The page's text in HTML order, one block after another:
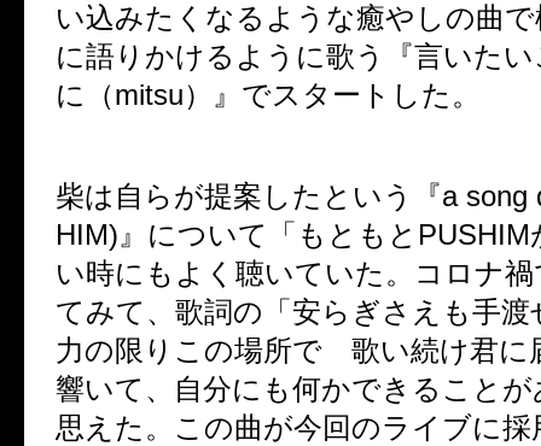
い込みたくなるような癒やしの曲
に語りかけるように歌う『言いた
に（mitsu）』でスタートした。
柴は自らが提案したという『a song
HIM) 』について「もともと PUSHIM
い時にもよく聴いていた。コロナ
てみて、歌詞の「安らぎさえも手
力の限りこの場所で 歌い続け君に
響いて、自分にも何かできること
思えた。この曲が今回のライブに採